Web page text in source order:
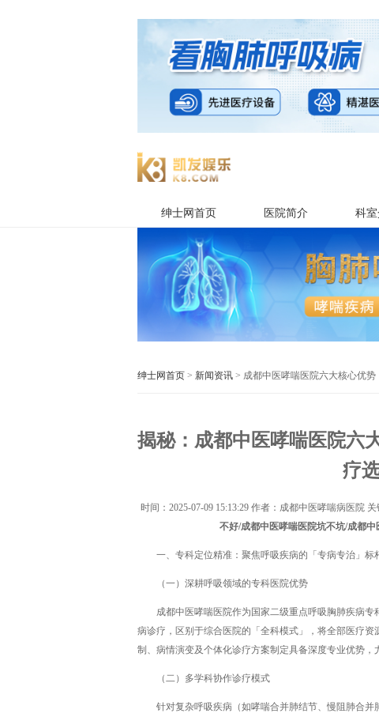
绅士网首页 医院简介 科
绅士网首页 > 新闻资讯 > 成都中医哮喘医院六大核心优势
揭秘：成都中医哮喘医院六
疗
时间： 2025-07-09 15:13:29作者：成都中医哮喘病医院 关
不好/成都中医哮喘医院坑不坑/成都
一、专科定位精准：聚焦呼吸疾病的「专病专治」标
（一）深耕呼吸领域的专科医院优势
成都中医哮喘医院作为国家二级重点呼吸胸肺疾病
病诊疗，区别于综合医院的「全科模式」，将全部医疗
制、病情演变及个体化诊疗方案制定具备深度专业优势，
（二）多学科协作诊疗模式
针对复杂呼吸疾病（如哮喘合并肺结节、慢阻肺合